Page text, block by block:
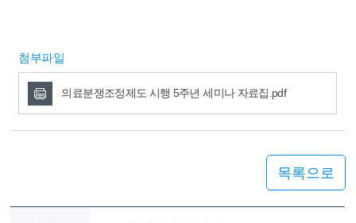
첨부파일
의료분쟁조정제도 시행 5주년 세미나 자료집.pdf
목록으로